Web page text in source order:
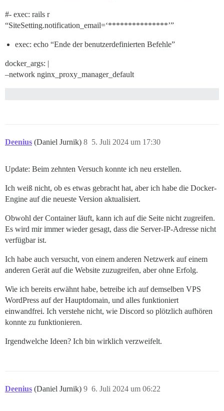
#- exec: rails r
“SiteSetting.notification_email=‘***************’”
exec: echo “Ende der benutzerdefinierten Befehle”
docker_args: |
–network nginx_proxy_manager_default
Deenius (Daniel Jurnik) 5. Juli 2024 um 17:30
8
Update: Beim zehnten Versuch konnte ich neu erstellen.
Ich weiß nicht, ob es etwas gebracht hat, aber ich habe die Docker-
Engine auf die neueste Version aktualisiert.
Obwohl der Container läuft, kann ich auf die Seite nicht zugreifen.
Es wird mir immer wieder gesagt, dass die Server-IP-Adresse nicht
verfügbar ist.
Ich habe auch versucht, von einem anderen Netzwerk auf einem
anderen Gerät auf die Website zuzugreifen, aber ohne Erfolg.
Wie ich bereits erwähnt habe, betreibe ich auf demselben VPS
WordPress auf der Hauptdomain, und alles funktioniert
einwandfrei. Ich verstehe nicht, wie Discord so plötzlich aufhören
konnte zu funktionieren.
Irgendwelche Ideen? Ich bin wirklich verzweifelt.
Deenius (Daniel Jurnik) 6. Juli 2024 um 06:22
9